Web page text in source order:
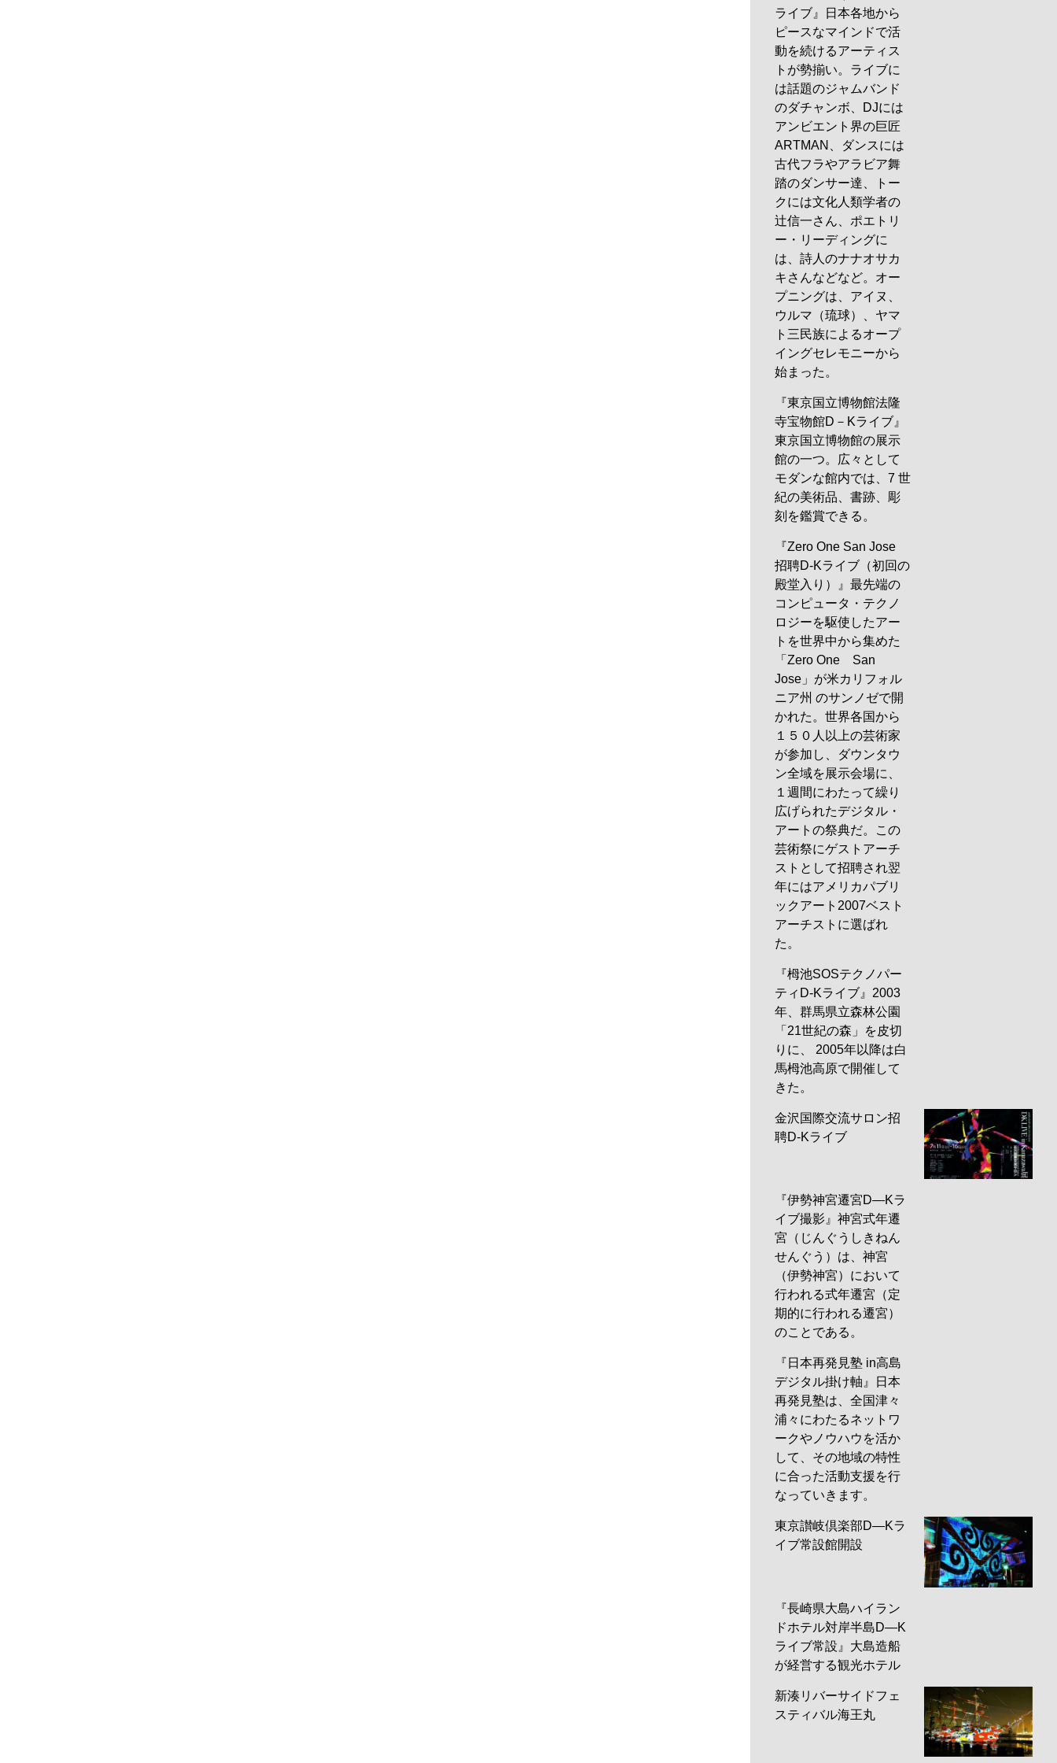
ライブ』日本各地から
ピースなマインドで活
動を続けるアーティス
トが勢揃い。ライブに
は話題のジャムバンド
のダチャンボ、DJには
アンビエント界の巨匠
ARTMAN、ダンスには
古代フラやアラビア舞
踏のダンサー達、トー
クには文化人類学者の
辻信一さん、ポエトリ
ー・リーディングに
は、詩人のナナオサカ
キさんなどなど。オー
プニングは、アイヌ、
ウルマ（琉球）、ヤマ
ト三民族によるオープ
イングセレモニーから
始まった。
『東京国立博物館法隆
寺宝物館D－Kライブ』
東京国立博物館の展示
館の一つ。広々として
モダンな館内では、7 世
紀の美術品、書跡、彫
刻を鑑賞できる。
『Zero One San Jose
招聘D-Kライブ（初回の
殿堂入り）』最先端の
コンピュータ・テクノ
ロジーを駆使したアー
トを世界中から集めた
「Zero One San
Jose」が米カリフォル
ニア州 のサンノゼで開
かれた。世界各国から
１５０人以上の芸術家
が参加し、ダウンタウ
ン全域を展示会場に、
１週間にわたって繰り
広げられたデジタル・
アートの祭典だ。この
芸術祭にゲストアーチ
ストとして招聘され翌
年にはアメリカパブリ
ックアート2007ベスト
アーチストに選ばれ
た。
『栂池SOSテクノパー
ティD-Kライブ』2003
年、群馬県立森林公園
「21世紀の森」を皮切
りに、 2005年以降は白
馬栂池高原で開催して
きた。
金沢国際交流サロン招
聘D-Kライブ
『伊勢神宮遷宮D―Kラ
イブ撮影』神宮式年遷
宮（じんぐうしきねん
せんぐう）は、神宮
（伊勢神宮）において
行われる式年遷宮（定
期的に行われる遷宮）
のことである。
『日本再発見塾 in高島
デジタル掛け軸』日本
再発見塾は、全国津々
浦々にわたるネットワ
ークやノウハウを活か
して、その地域の特性
に合った活動支援を行
なっていきます。
東京讃岐倶楽部D―Kラ
イブ常設館開設
『長崎県大島ハイラン
ドホテル対岸半島D―K
ライブ常設』大島造船
が経営する観光ホテル
新湊リバーサイドフェ
スティバル海王丸